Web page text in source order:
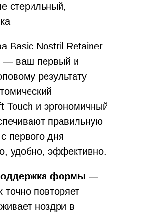
стерильный,
Basic Nostril Retainer
— ваш первый и
результату
Touch и эргономичный
правильную
первого дня
удобно, эффективно.
формы —
точно повторяет
ноздри в